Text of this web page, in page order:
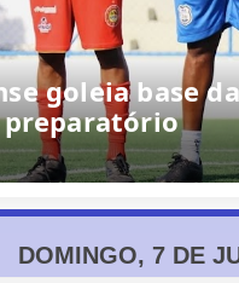
goleia base
DOMINGO, 7 DE